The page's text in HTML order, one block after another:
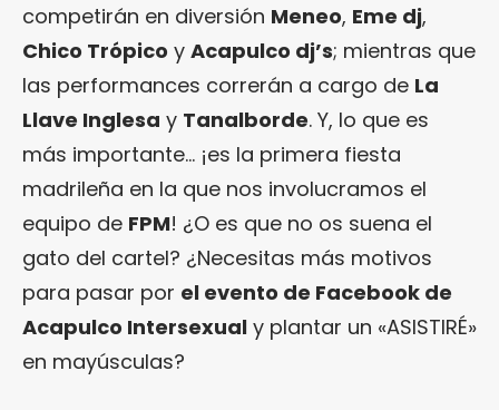
competirán en diversión Meneo, Eme dj,
Chico Trópico y Acapulco dj’s; mientras que
las performances correrán a cargo de La
Llave Inglesa y Tanalborde. Y, lo que es
más importante… ¡es la primera fiesta
madrileña en la que nos involucramos el
equipo de FPM! ¿O es que no os suena el
gato del cartel? ¿Necesitas más motivos
para pasar por el evento de Facebook de
Acapulco Intersexual y plantar un «ASISTIRÉ»
en mayúsculas?